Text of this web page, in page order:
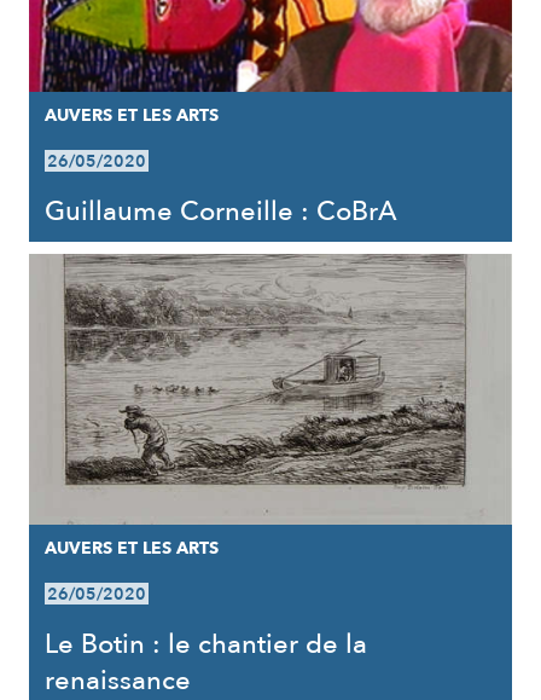
AUVERS ET LES ARTS
26/05/2020
Guillaume Corneille : CoBrA
AUVERS ET LES ARTS
26/05/2020
Le Botin : le chantier de la
renaissance